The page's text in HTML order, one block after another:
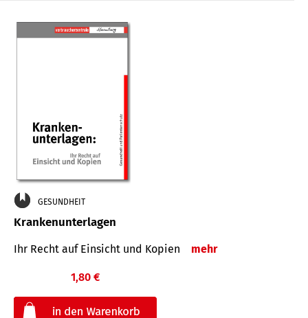
GESUNDHEIT
Krankenunterlagen
Ihr Recht auf Einsicht und Kopien mehr
1,80 €